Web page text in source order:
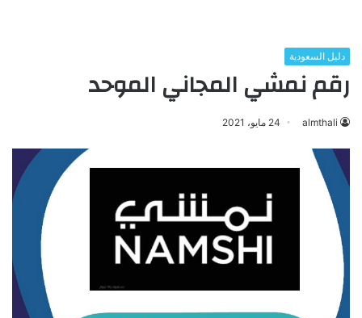
دليل السعودية
رقم نمشي المجاني الموحد
almthali 24 مايو، 2021